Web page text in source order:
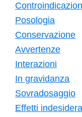
Posologia
Conservazione
Avvertenze
Interazioni
In gravidanza
Sovradosaggio
Effetti